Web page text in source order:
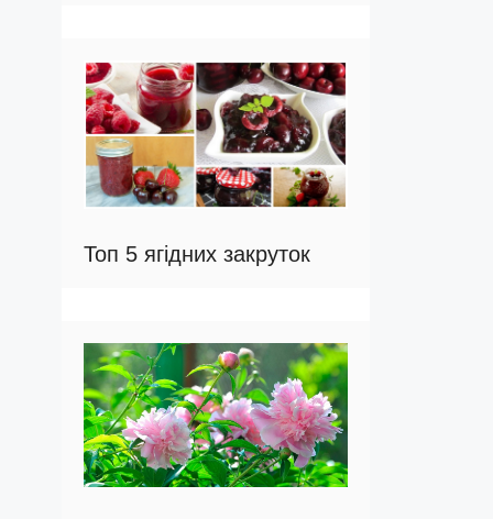
Топ 5 ягідних закруток